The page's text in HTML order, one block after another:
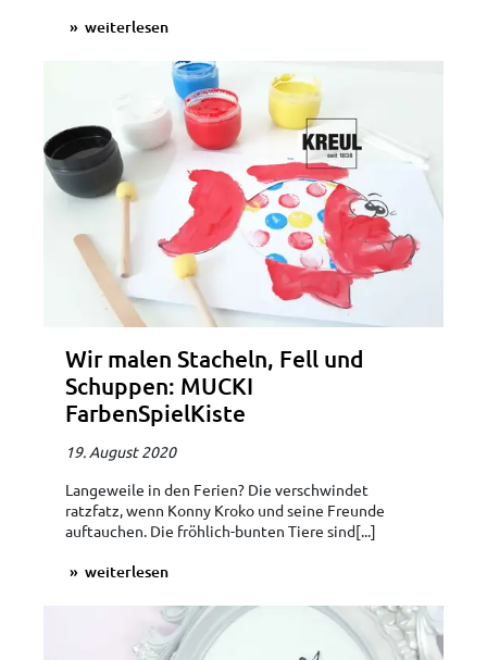
weiterlesen
Wir malen Stacheln, Fell und
Schuppen: MUCKI
FarbenSpielKiste
19. August 2020
Langeweile in den Ferien? Die verschwindet
ratzfatz, wenn Konny Kroko und seine Freunde
auftauchen. Die fröhlich-bunten Tiere sind[...]
weiterlesen